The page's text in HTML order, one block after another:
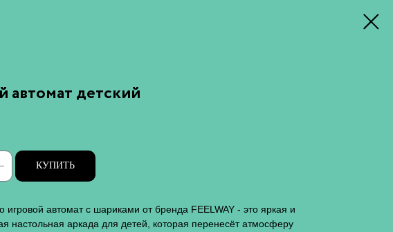
автомат детский
КУПИТЬ
игровой автомат с шариками от бренда FEELWAY - это яркая и
настольная аркада для детей, которая перенесёт атмосферу